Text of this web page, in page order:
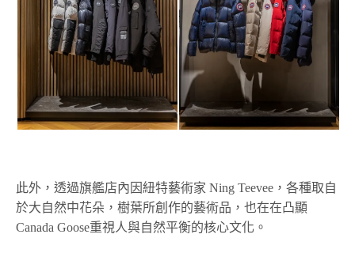
此外，透過旗艦店內因紐特藝術家 Ning Teevee，各種取自
於大自然中花朵，樹葉所創作的藝術品，也在在凸顯
Canada Goose重視人與自然平衡的核心文化。